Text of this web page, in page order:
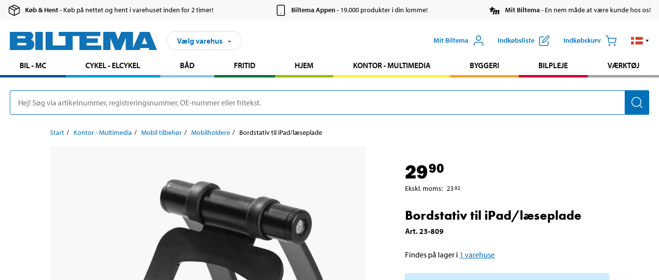
Køb & Hent- Køb på nettet og hent i varehuset inden for 2 timer! Biltema Appen- 19.000 produkter i din lomme! Mit Biltema- En nem måde at være kunde hos os!
Vælg varehus Mit Biltema Indkøbsliste Indkøbskurv
BIL - MC CYKEL - ELCYKEL BÅD FRITID HJEM KONTOR - MULTIMEDIA BYGGERI BILPLEJE VÆRKTØJ
Start Kontor - Multimedia Mobil tilbehør Mobilholdere Bordstativ til iPad/læseplade
2990
Ekskl. moms: 2392
Bordstativ til iPad/læseplade
Art.23-809
Findes på lager i 1 varehuse